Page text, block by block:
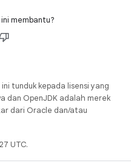
membantu?
tunduk kepada lisensi yang
dan OpenJDK adalah merek
dari Oracle dan/atau
UTC.